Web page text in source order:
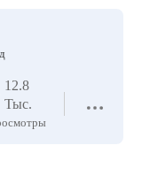
12.8
Тыс.